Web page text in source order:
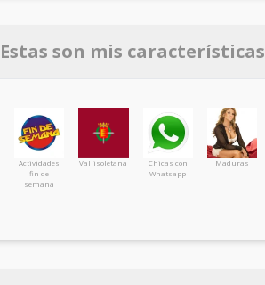
Estas son mis características
Actividades
fin de
semana
Vallisoletana
Chicas con
Whatsapp
Maduras